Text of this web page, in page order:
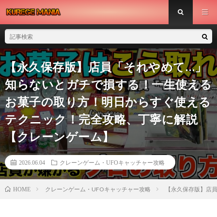
【永久保存版】店員「それやめて…」
知らないとガチで損する！一生使える
お菓子の取り方！明日からすぐ使える
テクニック！完全攻略、丁寧に解説
【クレーンゲーム】
2026.06.04 クレーンゲーム・UFOキャッチャー攻略
HOME クレーンゲーム・UFOキャッチャー攻略 【永久保存版】